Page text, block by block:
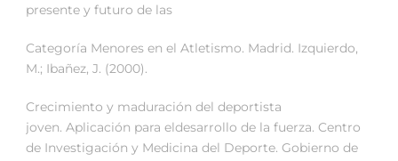
presente y futuro de las
Categoría Menores en el Atletismo. Madrid. Izquierdo,
M.; Ibañez, J. (2000).
Crecimiento y maduración del deportista
joven. Aplicación para eldesarrollo de la fuerza. Centro
de Investigación y Medicina del Deporte. Gobierno de